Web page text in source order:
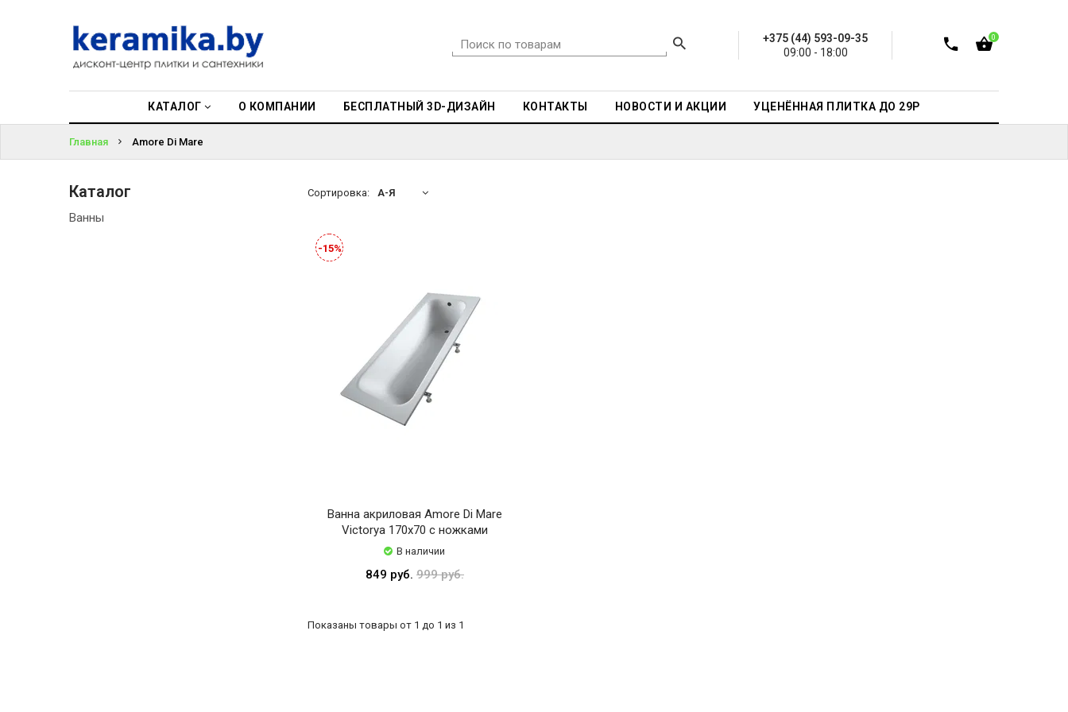
+375 (44) 593-09-35
09:00 - 18:00
0
КАТАЛОГ О КОМПАНИИ БЕСПЛАТНЫЙ 3D-ДИЗАЙН КОНТАКТЫ НОВОСТИ И АКЦИИ УЦЕНЁННАЯ ПЛИТКА ДО 29Р
О КОМПАНИИ
3D-ДИЗАЙН
Главная Amore Di Mare
Каталог
Ванны
Сортировка: А-Я
-15%
Ванна акриловая Amore Di Mare
Victorya 170x70 с ножками
В наличии
849 руб. 999 руб.
Показаны товары от 1 до 1 из 1